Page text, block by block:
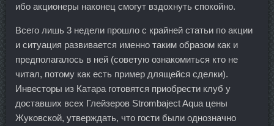
ибо акционеры наконец смогут вздохнуть спокойно.
Всего лишь 3 недели прошло с крайней статьи по акции
и ситуация развивается именно таким образом как и
предполагалось в ней (советую ознакомиться кто не
читал, потому как есть пример длящейся сделки).
Инвесторы из Катара готовятся приобрести клуб у
доставших всех Глейзеров Strombaject Aqua цены
Жуковской, утверждать, что гости были однозначно